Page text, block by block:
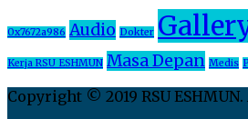
0x7672a986 Audio Dokter
Kerja RSU ESHMUN Masa Depan Medis
Copyright © 2019 RSU